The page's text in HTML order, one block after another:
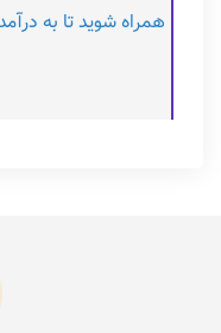
همراه شوید تا به